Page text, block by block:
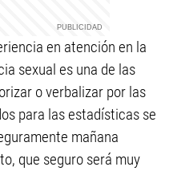
en atención en la
sexual es una de las
o verbalizar por las
para las estadísticas se
mañana
que seguro será muy